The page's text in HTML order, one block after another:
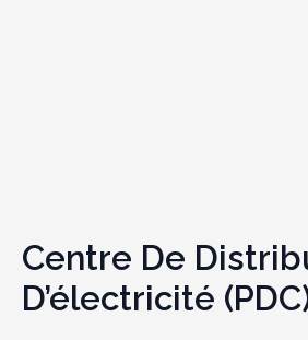
Centre De
D’électricité